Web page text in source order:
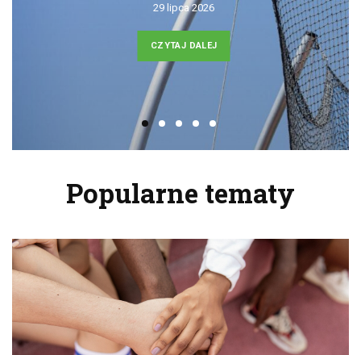
29 lipca 2026
CZYTAJ DALEJ
Popularne tematy